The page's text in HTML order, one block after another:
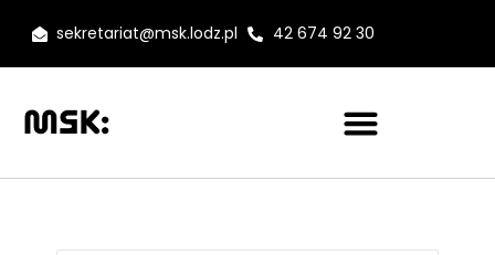
sekretariat@msk.lodz.pl 42 674 92 30